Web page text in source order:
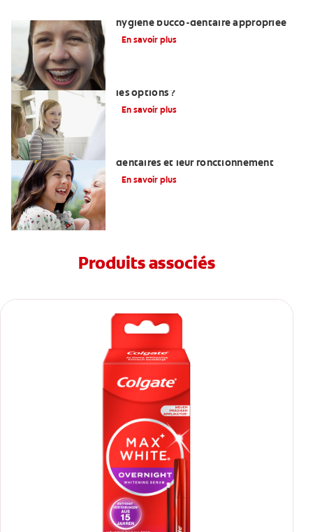
hygiène bucco-dentaire appropriée
En savoir plus
les options ?
En savoir plus
dentaires et leur fonctionnement
En savoir plus
Produits associés